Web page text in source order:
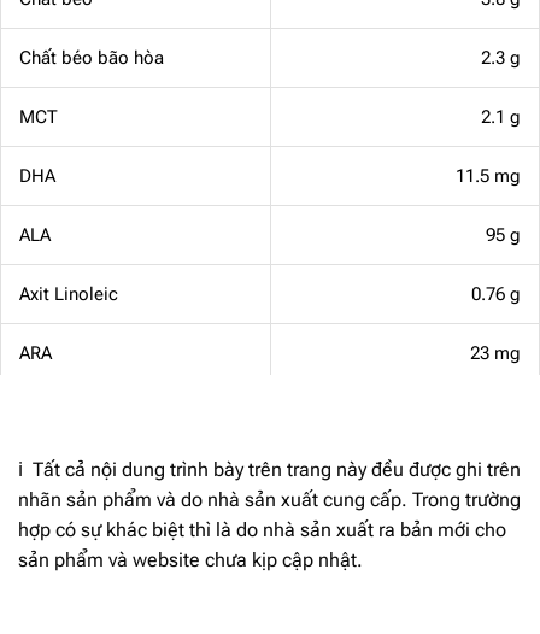
Chất béo bão hòa 2.3 g
MCT 2.1 g
DHA 11.5 mg
ALA 95 g
Axit Linoleic 0.76 g
ARA 23 mg
Vitamin E 1.81 mg α-TE
Vitamin D 1.25 mcg
ℹ️ Tất cả nội dung trình bày trên trang này đều được ghi trên
nhãn sản phẩm và do nhà sản xuất cung cấp. Trong trường
hợp có sự khác biệt thì là do nhà sản xuất ra bản mới cho
sản phẩm và website chưa kịp cập nhật.